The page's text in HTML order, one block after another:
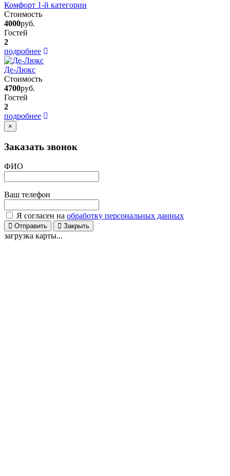
Комфорт 1-й категории
Стоимость
4000руб.
Гостей
2
подробнее
Де-Люкс
Стоимость
4700руб.
Гостей
2
подробнее
×
Заказать звонок
ФИО
Ваш телефон
Я согласен на обработку персональных данных
Отправить Закрыть
загрузка карты...